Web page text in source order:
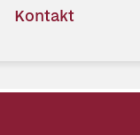
Kontakt